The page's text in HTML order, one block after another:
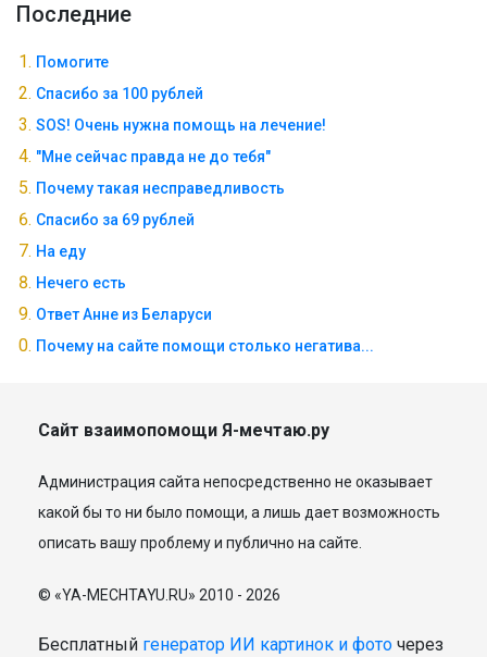
Последние
Помогите
Спасибо за 100 рублей
SOS! Очень нужна помощь на лечение!
"Мне сейчас правда не до тебя"
Почему такая несправедливость
Спасибо за 69 рублей
На еду
Нечего есть
Ответ Анне из Беларуси
Почему на сайте помощи столько негатива...
Сайт взаимопомощи Я-мечтаю.ру
Администрация сайта непосредственно не оказывает
какой бы то ни было помощи, а лишь дает возможность
описать вашу проблему и публично на сайте.
© «YA-MECHTAYU.RU» 2010 - 2026
Бесплатный генератор ИИ картинок и фото через